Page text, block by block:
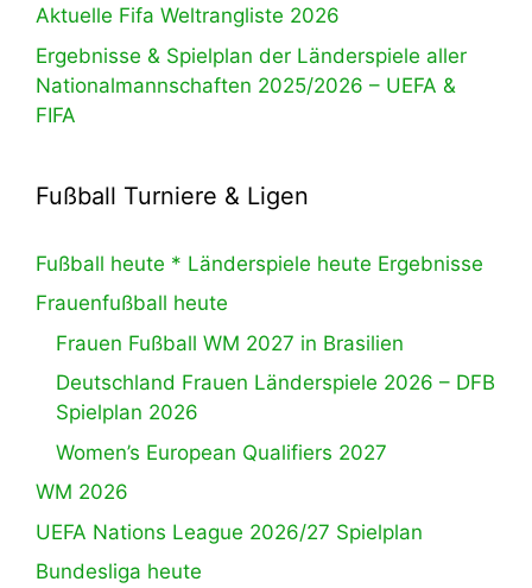
Aktuelle Fifa Weltrangliste 2026
Ergebnisse & Spielplan der Länderspiele aller
Nationalmannschaften 2025/2026 – UEFA &
FIFA
Fußball Turniere & Ligen
Fußball heute * Länderspiele heute Ergebnisse
Frauenfußball heute
Frauen Fußball WM 2027 in Brasilien
Deutschland Frauen Länderspiele 2026 – DFB
Spielplan 2026
Women’s European Qualifiers 2027
WM 2026
UEFA Nations League 2026/27 Spielplan
Bundesliga heute